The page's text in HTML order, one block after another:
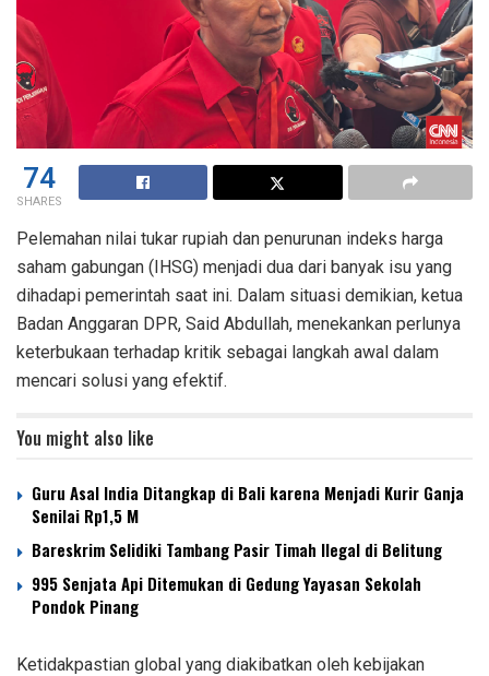
74
SHARES
Pelemahan nilai tukar rupiah dan penurunan indeks harga
saham gabungan (IHSG) menjadi dua dari banyak isu yang
dihadapi pemerintah saat ini. Dalam situasi demikian, ketua
Badan Anggaran DPR, Said Abdullah, menekankan perlunya
keterbukaan terhadap kritik sebagai langkah awal dalam
mencari solusi yang efektif.
You might also like
Guru Asal India Ditangkap di Bali karena Menjadi Kurir Ganja
Senilai Rp1,5 M
Bareskrim Selidiki Tambang Pasir Timah Ilegal di Belitung
995 Senjata Api Ditemukan di Gedung Yayasan Sekolah
Pondok Pinang
Ketidakpastian global yang diakibatkan oleh kebijakan